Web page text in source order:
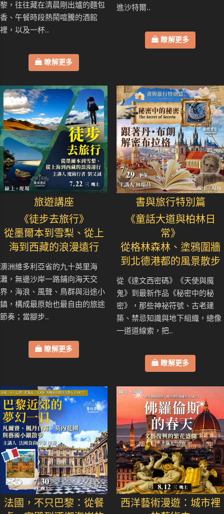
黎，往往藏在清晨剛出爐的麵包
香、午餐時段熱鬧喧騰的酒館
裡，以及一杯..
瞭解更多
進沙特爾..
瞭解更多
旅遊講座
《徒步去旅行》
從墨爾本到雪梨、從上
海到西藏的浪漫遠行
澳洲維多利亞省的九十英里海
灘，無邊沙岸一路鋪向海天交
界，海浪、風聲、鳥群與沿途小
鎮，構成最原始也最自由的旅途
節奏；當腳步..
瞭解更多
書與旅行特別篇
《童話大道與柏林日
常》
從格林森林、塗鴉圍牆
到北德港都的風景散步
從《達文西密碼》《天使與魔
鬼》到最新作品《秘密中的秘
密》，那些神祕符號、古老建
築、禁忌知識與地下組織，總像
一道道線索，把..
瞭解更多
法國，不只巴黎：從餐
西洋藝術漫遊：城市裡